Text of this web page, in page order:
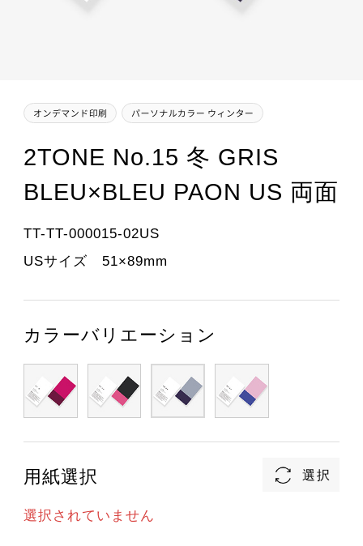
2TONE No.15 冬 GRIS
BLEU×BLEU PAON US 両面
TT-TT-000015-02US
USサイズ 51×89mm
カラーバリエーション
用紙選択
選択されていません